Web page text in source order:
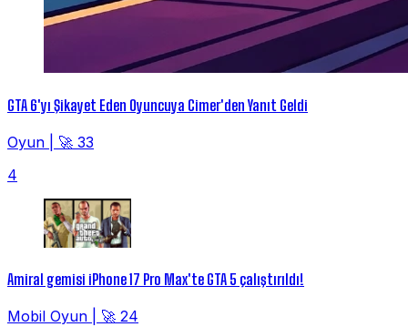
GTA 6'yı Şikayet Eden Oyuncuya Cimer'den Yanıt Geldi
Oyun
🚀 33
4
Amiral gemisi iPhone 17 Pro Max'te GTA 5 çalıştırıldı!
Mobil Oyun
🚀 24